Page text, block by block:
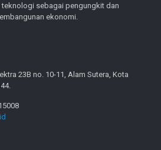
teknologi sebagai pengungkit dan
ekonomi.
23B no. 10-11, Alam Sutera, Kota